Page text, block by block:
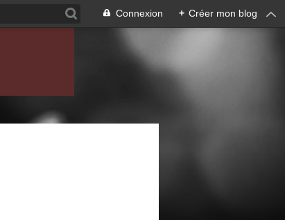
Connexion + Créer mon blog